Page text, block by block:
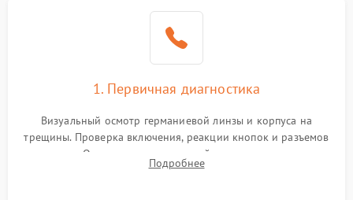
1. Первичная диагностика
Визуальный осмотр германиевой линзы и корпуса на
трещины. Проверка включения, реакции кнопок и разъемов
зарядки. Оценка вывода тепловой сигнатуры на экран,
проверка базовых функций и считывание системных
Подробнее